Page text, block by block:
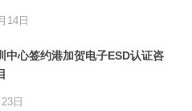
14日
中心签约港加贺电子ESD认证咨
日